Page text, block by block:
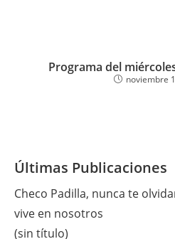
Programa del
noviembre
Últimas Publicaciones
Checo Padilla, nunca te
vive en nosotros
(sin título)